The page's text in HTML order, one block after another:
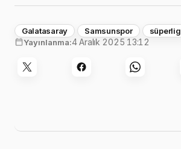
Galatasaray Samsunspor
süperlig
Yayınlanma:4 Aralık 2025 13:12